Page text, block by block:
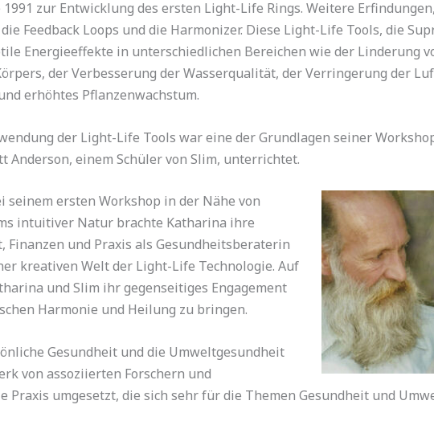
zur Entwicklung des ersten Light-Life Rings. Weitere
Feedback Loops und die Harmonizer. Diese Light-Life Tools, die
Energieeffekte in unterschiedlichen Bereichen wie der Linderung
der Verbesserung der Wasserqualität, der Verringerung der
erhöhtes Pflanzenwachstum.
der Light-Life Tools war eine der Grundlagen seiner
Anderson, einem Schüler von Slim, unterrichtet.
ersten Workshop in der Nähe von
intuitiver Natur brachte Katharina ihre
und Praxis als Gesundheitsberaterin
kreativen Welt der Light-Life Technologie. Auf
und Slim ihr gegenseitiges Engagement
Harmonie und Heilung zu bringen.
Gesundheit und die Umweltgesundheit
von assoziierten Forschern und
umgesetzt, die sich sehr für die Themen Gesundheit und